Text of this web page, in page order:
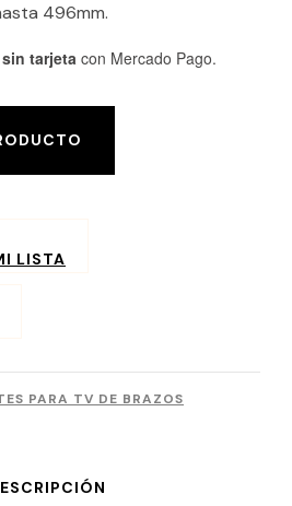
496mm.
tarjeta con Mercado Pago.
LISTA
PARA TV DE BRAZOS